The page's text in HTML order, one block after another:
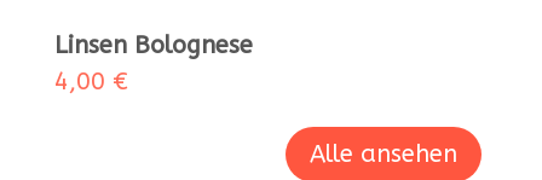
Linsen Bolognese
4,00 €
Alle ansehen